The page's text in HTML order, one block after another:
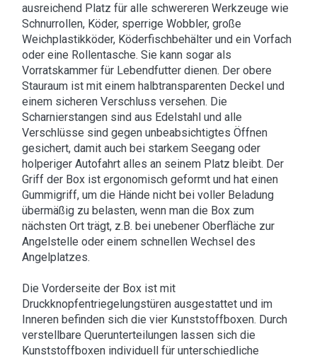
ausreichend Platz für alle schwereren Werkzeuge wie
Schnurrollen, Köder, sperrige Wobbler, große
Weichplastikköder, Köderfischbehälter und ein Vorfach
oder eine Rollentasche. Sie kann sogar als
Vorratskammer für Lebendfutter dienen. Der obere
Stauraum ist mit einem halbtransparenten Deckel und
einem sicheren Verschluss versehen. Die
Scharnierstangen sind aus Edelstahl und alle
Verschlüsse sind gegen unbeabsichtigtes Öffnen
gesichert, damit auch bei starkem Seegang oder
holperiger Autofahrt alles an seinem Platz bleibt. Der
Griff der Box ist ergonomisch geformt und hat einen
Gummigriff, um die Hände nicht bei voller Beladung
übermäßig zu belasten, wenn man die Box zum
nächsten Ort trägt, z.B. bei unebener Oberfläche zur
Angelstelle oder einem schnellen Wechsel des
Angelplatzes.
Die Vorderseite der Box ist mit
Druckknopfentriegelungstüren ausgestattet und im
Inneren befinden sich die vier Kunststoffboxen. Durch
verstellbare Querunterteilungen lassen sich die
Kunststoffboxen individuell für unterschiedliche